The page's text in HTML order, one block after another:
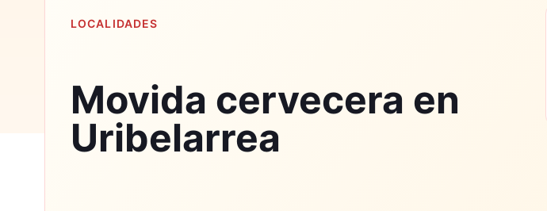
LOCALIDADES
Movida cervecera en
Uribelarrea